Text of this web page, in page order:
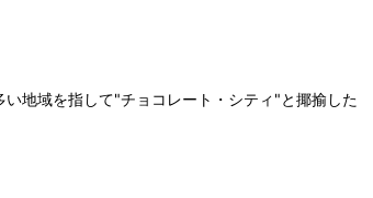
地域を指して"チョコレート・シティ"と揶揄した